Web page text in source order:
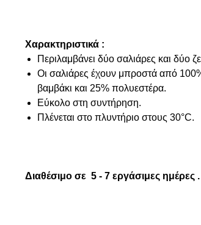
Χαρακτηριστικά :
Περιλαμβάνει δύο σαλιάρες και δύο
Οι σαλιάρες έχουν μπροστά από
βαμβάκι και 25% πολυεστέρα.
Εύκολο στη συντήρηση.
Πλένεται στο πλυντήριο στους 30°C.
Διαθέσιμο σε 5 - 7 εργάσιμες ημέρες .